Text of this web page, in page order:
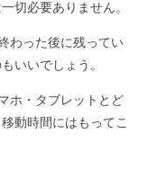
切必要ありません。
わった後に残ってい
いいでしょう。
ホ・タブレットとど
動時間にはもってこ